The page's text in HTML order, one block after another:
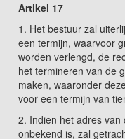
Artikel 17
1. Het bestuur zal
een termijn, waarvoor
worden verlengd, de
het termineren van de
maken, waaronder
voor een termijn van
2. Indien het adres
onbekend is, zal